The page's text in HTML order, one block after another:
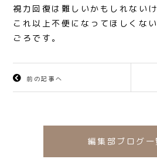
視力回復は難しいかもしれないけ
これ以上不便になってほしくな
ごろです。
前の記事へ
編集部ブログ一